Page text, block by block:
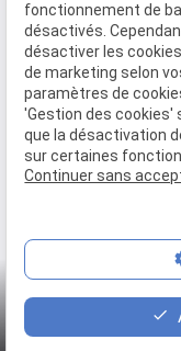
Boucherie
Charcuterie
Galerie
Actualités
Je prend
place
Plan d'accès
fonctionnement de
désactivés.
désactiver les
de marketing selon
paramètres de
'Gestion des cookies'
que la désactivation
sur certaines
Continuer sans